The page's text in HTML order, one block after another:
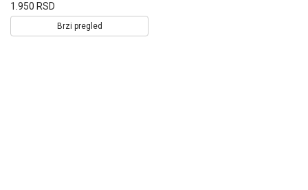
ima
više
1.950 RSD
Brzi pregled